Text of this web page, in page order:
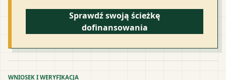
Sprawdź swoją ścieżkę
dofinansowania
WNIOSEK I WERYFIKACJA